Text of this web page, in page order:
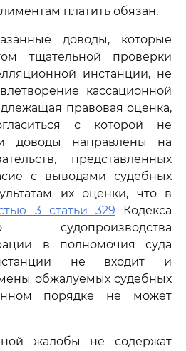
платить обязан.
доводы, которые
тщательной проверки
инстанции, не
кассационной
правовая оценка,
с которой не
доводы направлены на
представленных
с выводами судебных
их оценки, что в
3 статьи 329 Кодекса
судопроизводства
в полномочия суда
не входит и
обжалуемых судебных
порядке не может
жалобы не содержат